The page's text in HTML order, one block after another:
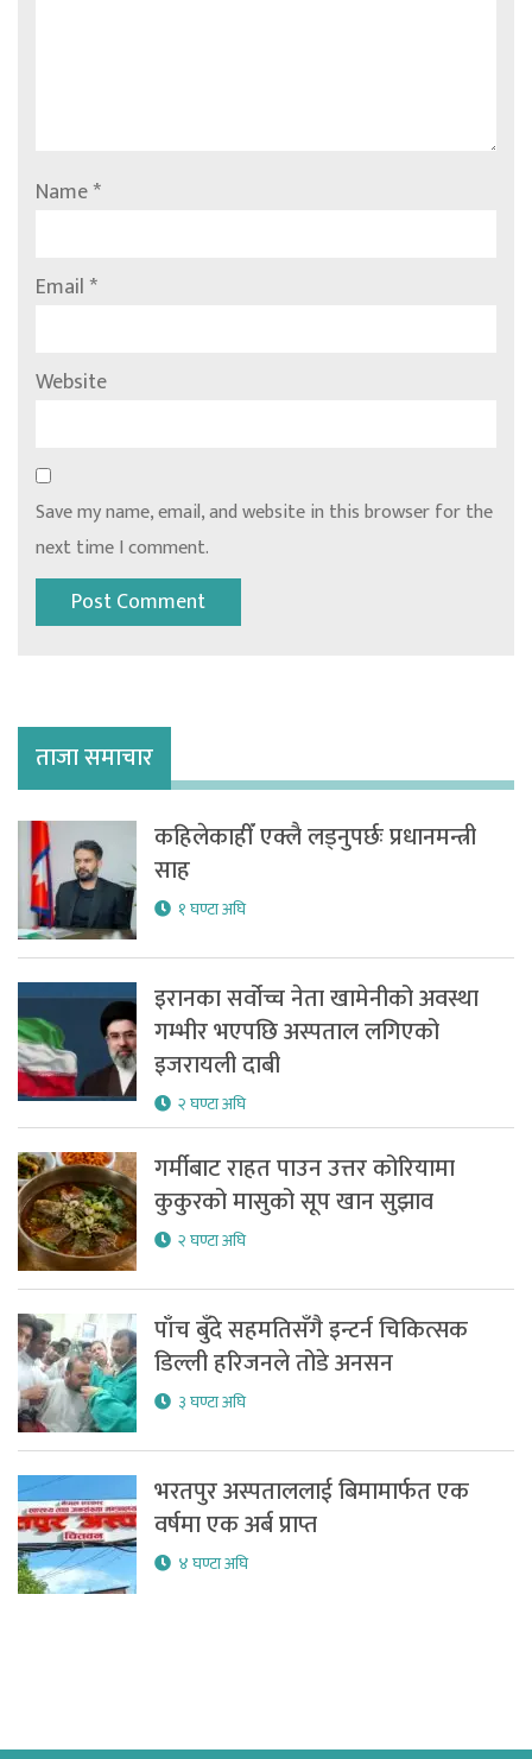
Name*
Email*
Website
Save my name, email, and website in this browser for the
next time I comment.
ताजा समाचार
कहिलेकाहीँ एक्लै लड्नुपर्छः प्रधानमन्त्री
साह
१ घण्टा अघि
इरानका सर्वोच्च नेता खामेनीको अवस्था
गम्भीर भएपछि अस्पताल लगिएको
इजरायली दाबी
२ घण्टा अघि
गर्मीबाट राहत पाउन उत्तर कोरियामा
कुकुरको मासुको सूप खान सुझाव
२ घण्टा अघि
पाँच बुँदे सहमतिसँगै इन्टर्न चिकित्सक
डिल्ली हरिजनले तोडे अनसन
३ घण्टा अघि
भरतपुर अस्पताललाई बिमामार्फत एक
वर्षमा एक अर्ब प्राप्त
४ घण्टा अघि